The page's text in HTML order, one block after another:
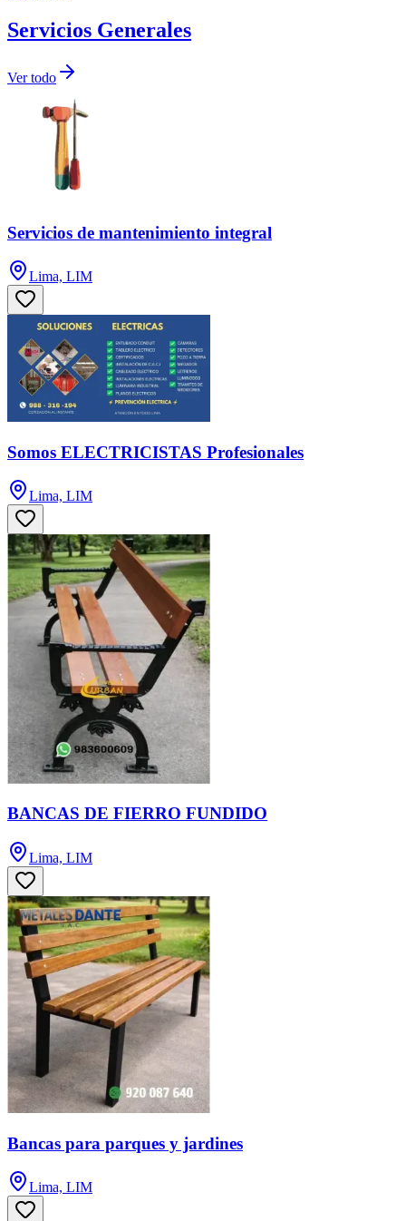
Servicios Generales
Ver todo
Servicios de mantenimiento integral
Lima, LIM
Somos ELECTRICISTAS Profesionales
Lima, LIM
BANCAS DE FIERRO FUNDIDO
Lima, LIM
Bancas para parques y jardines
Lima, LIM